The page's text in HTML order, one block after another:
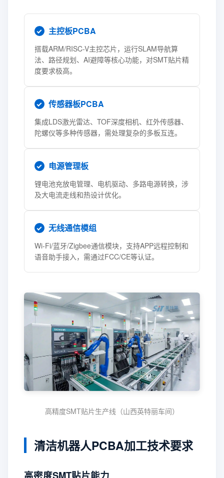
主控板PCBA
搭载ARM/RISC-V主控芯片，运行SLAM导航算
法、路径规划、AI避障等核心功能，对SMT贴片精
度要求极高。
传感器板PCBA
集成LDS激光雷达、TOF深度相机、红外传感器、
陀螺仪等多种传感器，需处理复杂的多板互连。
电源管理板
锂电池充放电管理、电机驱动、多路电源转换，涉
及大电流走线和热设计优化。
无线通信模组
Wi-Fi/蓝牙/Zigbee通信模块，支持APP远程控制和
语音助手接入，需通过FCC/CE等认证。
高精度SMT贴片生产线（山西英特丽车间）
清洁机器人PCBA加工技术要求
高密度SMT贴片能力